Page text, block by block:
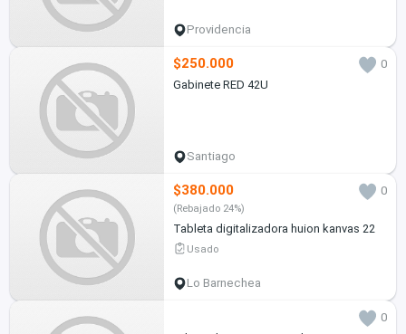
Providencia
$250.000
0
Gabinete RED 42U
Santiago
$380.000 0
(Rebajado 24%)
Tableta digitalizadora huion kanvas 22
Usado
Lo Barnechea
0